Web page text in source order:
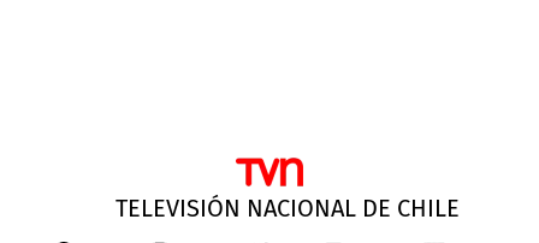
TELEVISIÓN NACIONAL DE CHILE